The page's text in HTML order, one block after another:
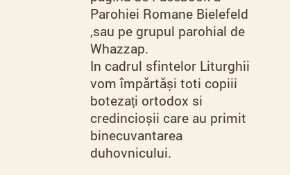
Parohiei Romane Bielefeld
,sau pe grupul parohial de
Whazzap.
In cadrul sfintelor Liturghii
vom împărtăși toti copiii
botezați ortodox si
credincioșii care au primit
binecuvantarea
duhovnicului.